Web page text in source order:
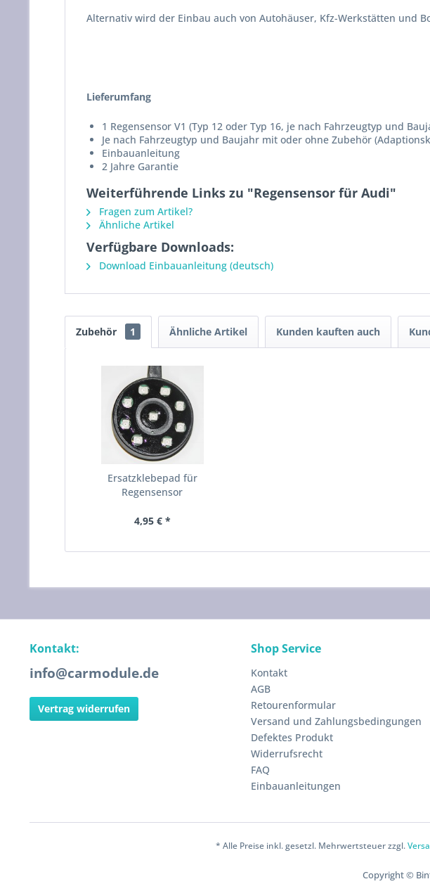
Alternativ wird der Einbau auch von Autohäuser, Kfz-Werkstätten und
Lieferumfang
1 Regensensor V1 (Typ 12 oder Typ 16, je nach Fahrzeugtyp und
Je nach Fahrzeugtyp und Baujahr mit oder ohne Zubehör
Einbauanleitung
2 Jahre Garantie
Weiterführende Links zu "Regensensor für Audi"
Fragen zum Artikel?
Ähnliche Artikel
Verfügbare Downloads:
Download Einbauanleitung (deutsch)
Zubehör 1 Ähnliche Artikel Kunden kauften auch
Ersatzklebepad für
Regensensor
4,95 € *
Kontakt:
info@carmodule.de
Vertrag widerrufen
Shop Service
Kontakt
AGB
Retourenformular
Versand und Zahlungsbedingungen
Defektes Produkt
Widerrufsrecht
FAQ
Einbauanleitungen
* Alle Preise inkl. gesetzl. Mehrwertsteuer zzgl.
Copyright ©